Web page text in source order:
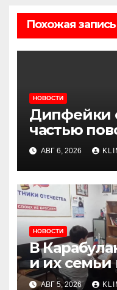
Похожая запись
НОВОСТИ
Дипфейки
частью
жизни:
Ингушетии
АВГ 6, 2026
НОВОСТИ
В
и их
АВГ 5, 2026